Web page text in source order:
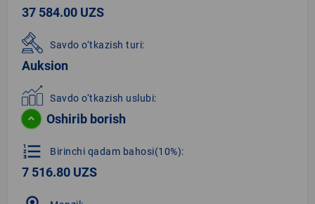
37 584.00 UZS
Savdo o‘tkazish turi:
Auksion
Savdo o‘tkazish uslubi:
Oshirib borish
format_list_numbered Birinchi qadam bahosi(10%):
7 516.80 UZS